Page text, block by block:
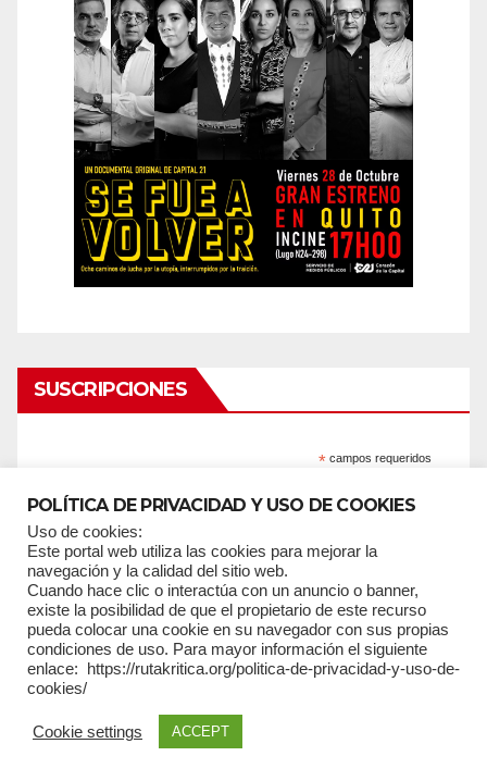
SUSCRIPCIONES
* campos requeridos
Nombres
POLÍTICA DE PRIVACIDAD Y USO DE COOKIES
Uso de cookies:
Este portal web utiliza las cookies para mejorar la
navegación y la calidad del sitio web.
Cuando hace clic o interactúa con un anuncio o banner,
existe la posibilidad de que el propietario de este recurso
pueda colocar una cookie en su navegador con sus propias
condiciones de uso. Para mayor información el siguiente
enlace: https://rutakritica.org/politica-de-privacidad-y-uso-de-
cookies/
Cookie settings ACCEPT